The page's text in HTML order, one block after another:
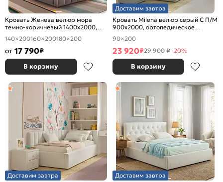
Кровать Женева велюр мора
темно-коричневый 1400x2000,
изголовье мягкое
140×200160×200180×200
от 17 790₽
В корзину
Доставим завтра
Кровать Milena велюр серый С П/М
900x2000, ортопедическое
основание, изголовье мягкое
90×200
23 920₽29 900 ₽-20%
В корзину
Доставим завтра
Доставим завтра